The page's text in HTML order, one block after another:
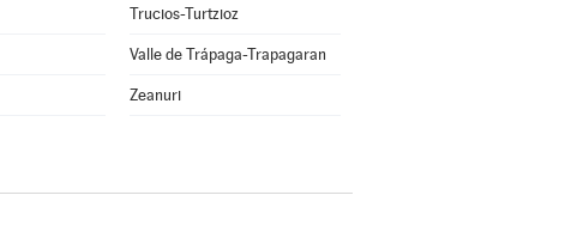
Trucios-Turtzioz
Valle de Trápaga-Trapagaran
Zeanuri